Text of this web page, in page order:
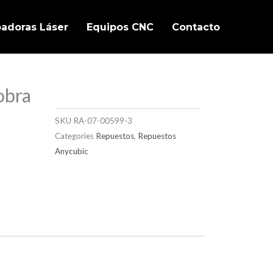
Láser Equipos CNC Contacto
SKU RA-07-00599-3
Categories Repuestos, Repuestos
Anycubic